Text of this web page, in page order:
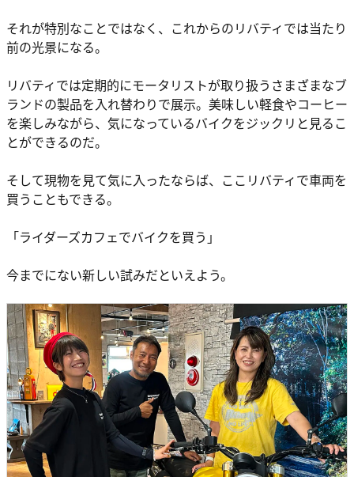
それが特別なことではなく、これからのリバティでは当たり
前の光景になる。
リバティでは定期的にモータリストが取り扱うさまざまなブ
ランドの製品を入れ替わりで展示。美味しい軽食やコーヒー
を楽しみながら、気になっているバイクをジックリと見るこ
とができるのだ。
そして現物を見て気に入ったならば、ここリバティで車両を
買うこともできる。
「ライダーズカフェでバイクを買う」
今までにない新しい試みだといえよう。